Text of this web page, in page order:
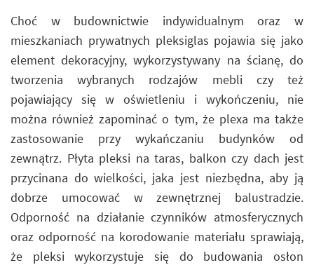
Choć w budownictwie indywidualnym oraz w
mieszkaniach prywatnych pleksiglas pojawia się jako
element dekoracyjny, wykorzystywany na ścianę, do
tworzenia wybranych rodzajów mebli czy też
pojawiający się w oświetleniu i wykończeniu, nie
można również zapominać o tym, że plexa ma także
zastosowanie przy wykańczaniu budynków od
zewnątrz. Płyta pleksi na taras, balkon czy dach jest
przycinana do wielkości, jaka jest niezbędna, aby ją
dobrze umocować w zewnętrznej balustradzie.
Odporność na działanie czynników atmosferycznych
oraz odporność na korodowanie materiału sprawiają,
że pleksi wykorzystuje się do budowania osłon